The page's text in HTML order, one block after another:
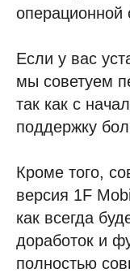
операционной
Если у вас
мы советуем
так как с
поддержку
Кроме того,
версия 1F
как всегда
доработок и
полностью